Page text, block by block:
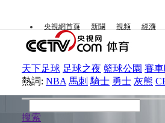
央視網首頁 新聞 視頻 經濟
天下足球 足球之夜 籃球公園 賽
熱詞: NBA 馬刺 騎士 勇士 灰熊
搜索